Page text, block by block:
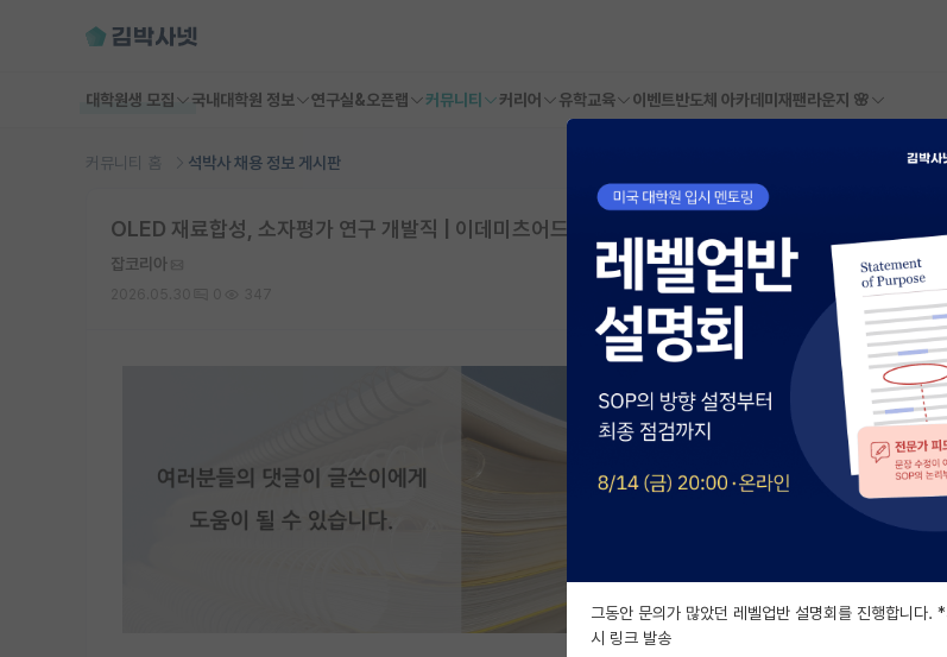
대학원생 모집 국내대학원 정보 연구실&오픈랩 커뮤니티 커리어 유학교육 이벤트반도체 아카데미 재팬라운지 🌸
커뮤니티 홈 석박사 채용 정보 게시판
OLED 재료합성, 소자평가 연구 개발직 | 이데미츠어드밴스트머티리얼즈코리아㈜ | 마감일:
잡코리아
그동안 문의가 많았던 레벨업반 설명회를 진행합니다.
시 링크 발송